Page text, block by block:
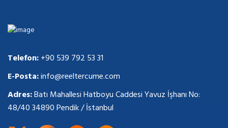
Telefon:+90 539 792 53 31
E-Posta:info@reeltercume.com
Adres:Batı Mahallesi Hatboyu Caddesi Yavuz İşhanı No:
48/40 34890 Pendik / İstanbul